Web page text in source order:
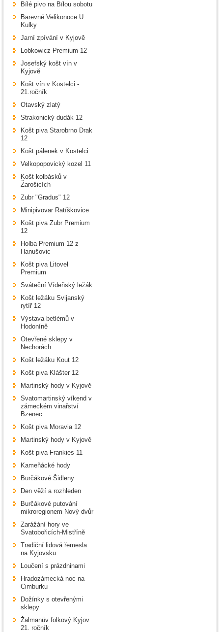
Bílé pivo na Bílou sobotu
Barevné Velikonoce U
Kulky
Jarní zpívání v Kyjově
Lobkowicz Premium 12
Josefský košt vín v
Kyjově
Košt vín v Kostelci -
21.ročník
Otavský zlatý
Strakonický dudák 12
Košt piva Starobrno Drak
12
Košt pálenek v Kostelci
Velkopopovický kozel 11
Košt kolbásků v
Žarošicích
Zubr "Gradus" 12
Minipivovar Ratíškovice
Košt piva Zubr Premium
12
Holba Premium 12 z
Hanušovic
Košt piva Litovel
Premium
Sváteční Vídeňský ležák
Košt ležáku Svijanský
rytíř 12
Výstava betlémů v
Hodoníně
Otevřené sklepy v
Nechorách
Košt ležáku Kout 12
Košt piva Klášter 12
Martinský hody v Kyjově
Svatomartinský víkend v
zámeckém vinařství
Bzenec
Košt piva Moravia 12
Martinský hody v Kyjově
Košt piva Frankies 11
Kameňácké hody
Burčákové Šidleny
Den věží a rozhleden
Burčákové putování
mikroregionem Nový dvůr
Zarážání hory ve
Svatobořicích-Mistříně
Tradiční lidová řemesla
na Kyjovsku
Loučení s prázdninami
Hradozámecká noc na
Cimburku
Dožínky s otevřenými
sklepy
Žalmanův folkový Kyjov
21. ročník